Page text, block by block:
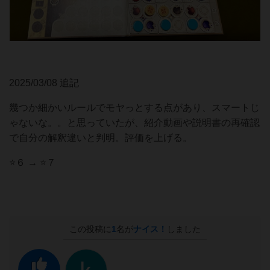
2025/03/08 追記
幾つか細かいルールでモヤっとする点があり、スマートじ
ゃないな。。と思っていたが、紹介動画や説明書の再確認
で自分の解釈違いと判明。評価を上げる。
⭐️６ → ⭐️７
この投稿に 1 名がナイス！ しました